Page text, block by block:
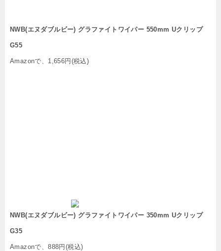
NWB(エヌダブルビー) グラファイトワイパー 550mm Uクリップ
G55
Amazonで、1,656円(税込)
NWB(エヌダブルビー) グラファイトワイパー 350mm Uクリップ
G35
Amazonで、888円(税込)